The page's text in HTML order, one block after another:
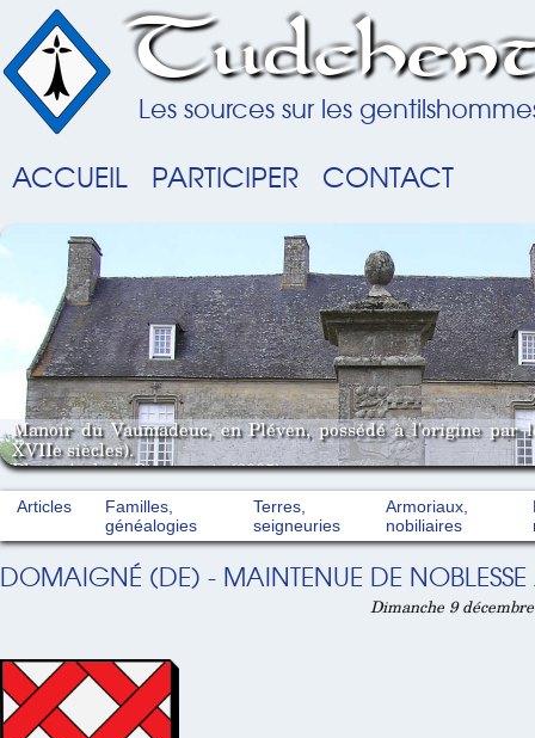
Les sources sur les
ACCUEIL PARTICIPER CONTACT
Manoir du Vaumadeuc, en Pléven, possédé à l'origine par
XVIIe siècles).
Photo A. de la Pinsonnais (2005).
Articles
Familles,
généalogies
Terres,
seigneuries
Armoriaux,
nobiliaires
DOMAIGNÉ (DE) - MAINTENUE DE
Dimanche 9